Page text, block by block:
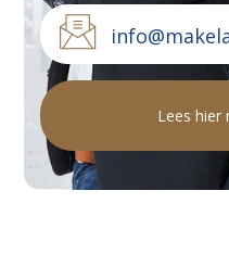
Lees hier